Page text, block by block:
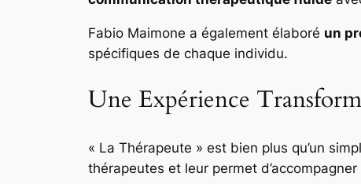
Fabio Maimone a également élaboré un
spécifiques de chaque individu.
Une Expérience
« La Thérapeute » est bien plus qu’un
thérapeutes et leur permet